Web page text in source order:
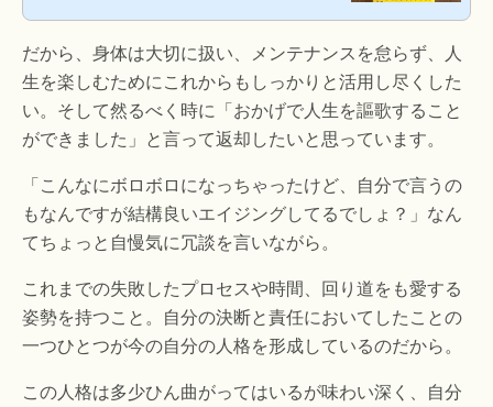
い、多くの作品に出演。誰よりも自分を俯瞰し、良い
とも面白がる樹木さんの生き方、そして折に触れて語
られる独自の考え方や死生観に、多くの人が引き寄せ
られ、共感を集めま...
だから、身体は大切に扱い、メンテナンスを怠らず、人
生を楽しむためにこれからもしっかりと活用し尽くした
い。そして然るべく時に「おかげで人生を謳歌すること
ができました」と言って返却したいと思っています。
「こんなにボロボロになっちゃったけど、自分で言うの
もなんですが結構良いエイジングしてるでしょ？」なん
てちょっと自慢気に冗談を言いながら。
これまでの失敗したプロセスや時間、回り道をも愛する
姿勢を持つこと。自分の決断と責任においてしたことの
一つひとつが今の自分の人格を形成しているのだから。
この人格は多少ひん曲がってはいるが味わい深く、自分